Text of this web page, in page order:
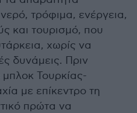
τρόφιμα, ενέργεια,
και τουρισμό, που
χωρίς να
δυνάμεις. Πριν
Τουρκίας-
με επίκεντρο τη
πρώτα να